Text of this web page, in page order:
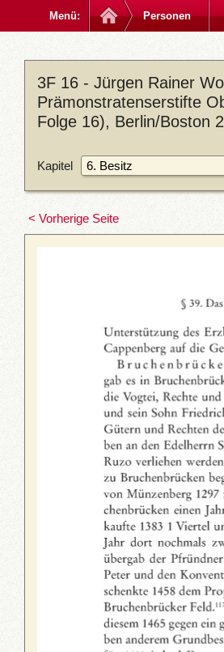
Menü: Personen
3F 16 - Jürgen Rainer
Prämonstratenserstifte
Folge 16), Berlin/Boston
Kapitel
< Vorherige Seite